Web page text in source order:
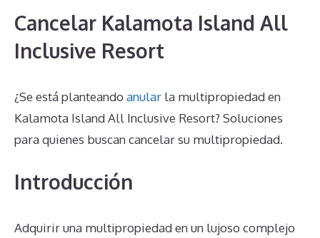
Cancelar Kalamota Island All
Inclusive Resort
¿Se está planteando anular la multipropiedad en
Kalamota Island All Inclusive Resort? Soluciones
para quienes buscan cancelar su multipropiedad.
Introducción
Adquirir una multipropiedad en un lujoso complejo